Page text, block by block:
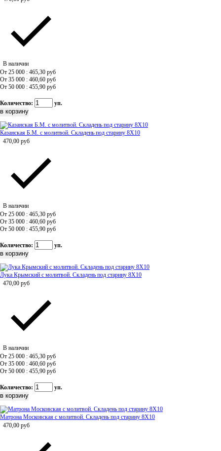
В наличии
От 25 000 : 465,30 руб
От 35 000 : 460,60 руб
От 50 000 : 455,90 руб
Количество: уп.
Казанская Б.М. с молитвой. Складень под старину 8Х10
470,00 руб
В наличии
От 25 000 : 465,30 руб
От 35 000 : 460,60 руб
От 50 000 : 455,90 руб
Количество: уп.
Лука Крымский с молитвой. Складень под старину 8Х10
470,00 руб
В наличии
От 25 000 : 465,30 руб
От 35 000 : 460,60 руб
От 50 000 : 455,90 руб
Количество: уп.
Матрона Московская с молитвой. Складень под старину 8Х10
470,00 руб